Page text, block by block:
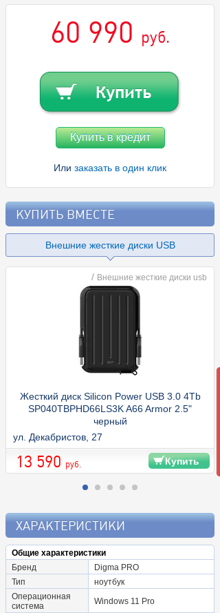
60 990 руб.
Купить в кредит
Или заказать в один клик
КУПИТЬ ВМЕСТЕ
Внешние жесткие диски USB
/ Внешние жесткие диски usb
Жесткий диск Silicon Power USB 3.0 4Tb
SP040TBPHD66LS3K A66 Armor 2.5"
черный
ул. Декабристов, 27
13 590 руб. Купить
ХАРАКТЕРИСТИКИ
Общие характеристики
Бренд
Digma PRO
Тип
ноутбук
Операционная
система
Windows 11 Pro